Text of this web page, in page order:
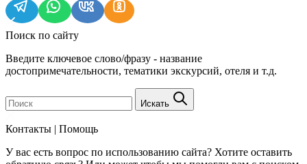
Поиск по сайту
Введите ключевое слово/фразу - название
достопримечательности, тематики экскурсий, отеля и т.д.
Искать
Контакты | Помощь
У вас есть вопрос по использованию сайта? Хотите оставить